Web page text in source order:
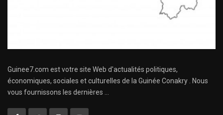
Guinee7.com est votre site Web d'actualités politiques,
économiques, sociales et culturelles de la Guinée Conakry . Nous
vous fournissons les dernières ...